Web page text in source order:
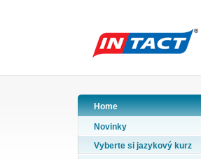
Home
Novinky
Vyberte si jazykový kurz